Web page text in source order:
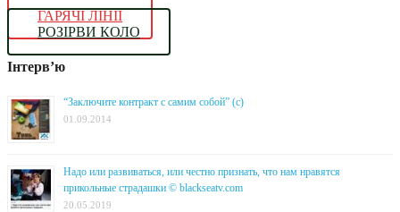
ГАРЯЧІ ЛІНІЇ
РОЗІРВИ КОЛО
Інтерв’ю
“Заключите контракт с самим собой” (с)
01.09.2014
Надо или развиваться, или честно признать, что нам нравятся
прикольные страдашки © blackseatv.com
20.05.2019